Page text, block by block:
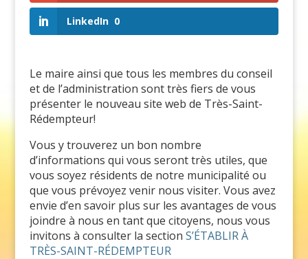
LinkedIn 0
Le maire ainsi que tous les membres du conseil
et de l’administration sont très fiers de vous
présenter le nouveau site web de Très-Saint-
Rédempteur!
Vous y trouverez un bon nombre
d’informations qui vous seront très utiles, que
vous soyez résidents de notre municipalité ou
que vous prévoyez venir nous visiter. Vous avez
envie d’en savoir plus sur les avantages de vous
joindre à nous en tant que citoyens, nous vous
invitons à consulter la section S’ÉTABLIR À
TRÈS-SAINT-RÉDEMPTEUR